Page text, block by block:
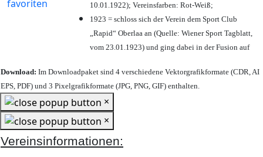
10.01.1922); Vereinsfarben: Rot-Weiß;
1923 = schloss sich der Verein dem Sport Club
„Rapid“ Oberlaa an (Quelle: Wiener Sport Tagblatt,
vom 23.01.1923) und ging dabei in der Fusion auf
Download: Im Downloadpaket sind 4 verschiedene Vektorgrafikformate (CDR, AI
EPS, PDF) und 3 Pixelgrafikformate (JPG, PNG, GIF) enthalten.
×
×
Vereinsinformationen: